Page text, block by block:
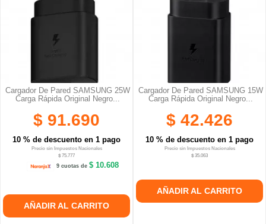
Cargador De Pared SAMSUNG 25W
Carga Rápida Original Negro...
$ 91.690
10 % de descuento en 1 pago
Precio sin Impuestos Nacionales
$ 75.777
9 cuotas de$ 10.608
AÑADIR AL CARRITO
Cargador De Pared SAMSUNG 15W
Carga Rápida Original Negro...
$ 42.426
10 % de descuento en 1 pago
Precio sin Impuestos Nacionales
$ 35.063
AÑADIR AL CARRITO